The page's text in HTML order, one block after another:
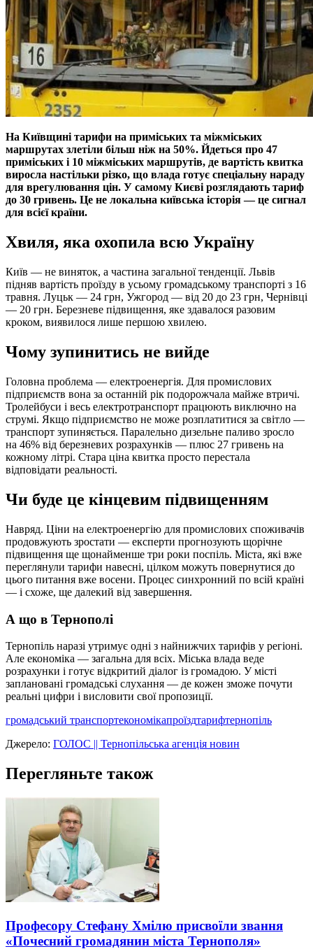
На Київщині тарифи на приміських та міжміських
маршрутах злетіли більш ніж на 50%. Йдеться про 47
приміських і 10 міжміських маршрутів, де вартість квитка
виросла настільки різко, що влада готує спеціальну нараду
для врегулювання цін. У самому Києві розглядають тариф
до 30 гривень. Це не локальна київська історія — це сигнал
для всієї країни.
Хвиля, яка охопила всю Україну
Київ — не виняток, а частина загальної тенденції. Львів
підняв вартість проїзду в усьому громадському транспорті з 16
травня. Луцьк — 24 грн, Ужгород — від 20 до 23 грн, Чернівці
— 20 грн. Березневе підвищення, яке здавалося разовим
кроком, виявилося лише першою хвилею.
Чому зупинитись не вийде
Головна проблема — електроенергія. Для промислових
підприємств вона за останній рік подорожчала майже втричі.
Тролейбуси і весь електротранспорт працюють виключно на
струмі. Якщо підприємство не може розплатитися за світло —
транспорт зупиняється. Паралельно дизельне паливо зросло
на 46% від березневих розрахунків — плюс 27 гривень на
кожному літрі. Стара ціна квитка просто перестала
відповідати реальності.
Чи буде це кінцевим підвищенням
Навряд. Ціни на електроенергію для промислових споживачів
продовжують зростати — експерти прогнозують щорічне
підвищення ще щонайменше три роки поспіль. Міста, які вже
переглянули тарифи навесні, цілком можуть повернутися до
цього питання вже восени. Процес синхронний по всій країні
— і схоже, ще далекий від завершення.
А що в Тернополі
Тернопіль наразі утримує одні з найнижчих тарифів у регіоні.
Але економіка — загальна для всіх. Міська влада веде
розрахунки і готує відкритий діалог із громадою. У місті
заплановані громадські слухання — де кожен зможе почути
реальні цифри і висловити свої пропозиції.
громадський транспортекономікапроїздтарифтернопіль
Джерело: ГОЛОС || Тернопільська агенція новин
Перегляньте також
Професору Стефану Хмілю присвоїли звання
«Почесний громадянин міста Тернополя»